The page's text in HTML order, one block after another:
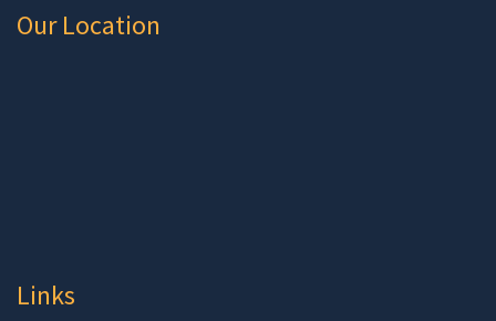
Our Location
Links